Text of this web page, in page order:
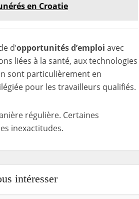
en Croatie
d’opportunités d’emploi avec
liées à la santé, aux technologies
sont particulièrement en
pour les travailleurs qualifiés.
régulière. Certaines
inexactitudes.
intéresser